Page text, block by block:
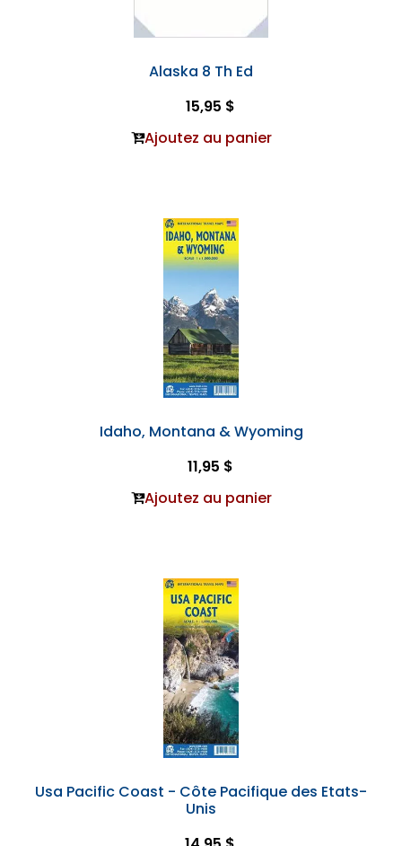
Alaska 8 Th Ed
15,95 $
Ajoutez au panier
Idaho, Montana & Wyoming
11,95 $
Ajoutez au panier
Usa Pacific Coast - Côte Pacifique des Etats-
Unis